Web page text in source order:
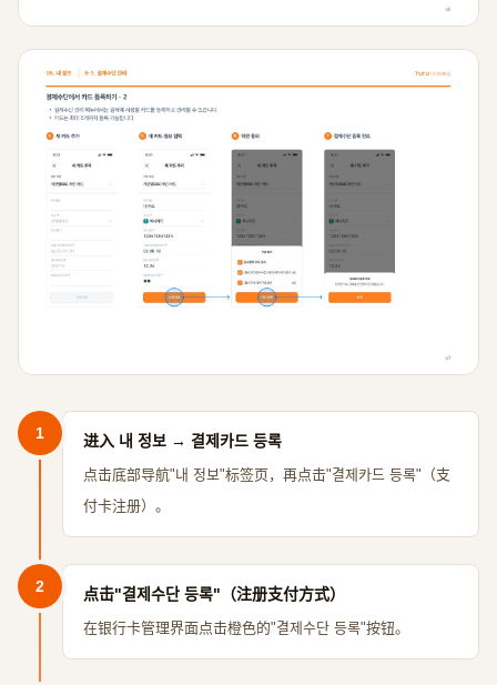
1 进入 내 정보 → 결제카드 등록
点击底部导航"내 정보"标签页，再点击"결제카드 등록"（支
付卡注册）。
2 点击"결제수단 등록"（注册支付方式）
在银行卡管理界面点击橙色的"결제수단 등록"按钮。